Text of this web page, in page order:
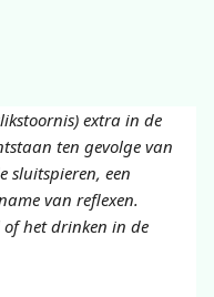
extra in de
ten gevolge van
sluitspieren, een
van reflexen.
of het drinken in de